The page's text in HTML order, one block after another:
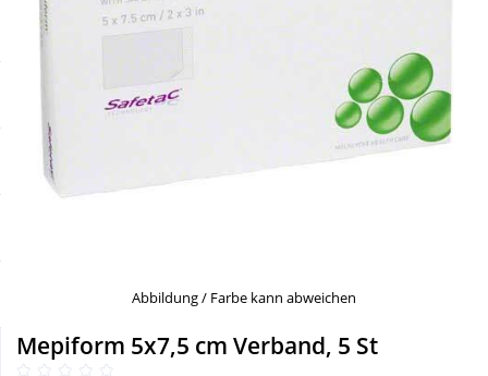
Neuheiten
Schnäppchen
Täglich gut versorgt
Diabetes
Körperpflege & Kosmetik
Liebe & Erotik
Nahrungsergänzung
Natur & Homöopathie
Abbildung / Farbe kann abweichen
Mepiform 5x7,5 cm Verband, 5 St